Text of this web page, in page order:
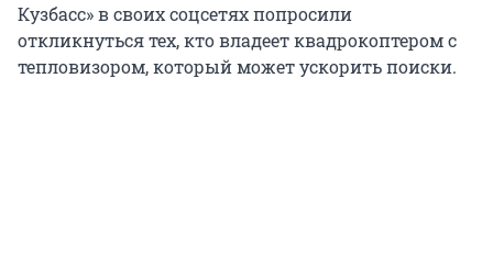
Кузбасс» в своих соцсетях попросили
откликнуться тех, кто владеет квадрокоптером с
тепловизором, который может ускорить поиски.